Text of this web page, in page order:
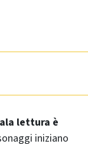
lettura è
iniziano